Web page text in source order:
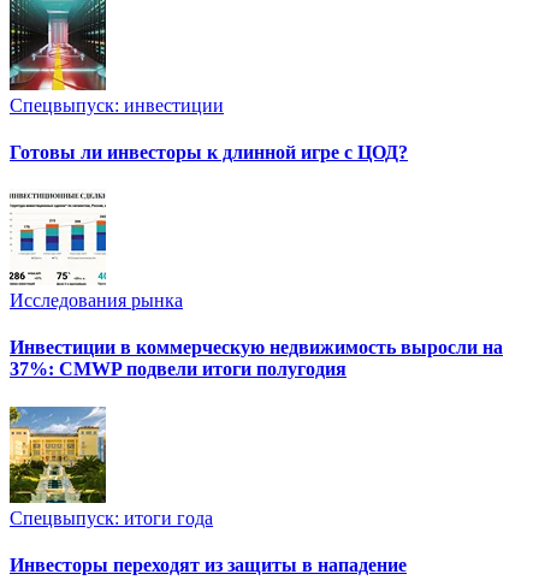
Спецвыпуск: инвестиции
Готовы ли инвесторы к длинной игре с ЦОД?
Исследования рынка
Инвестиции в коммерческую недвижимость выросли на
37%: CMWP подвели итоги полугодия
Спецвыпуск: итоги года
Инвесторы переходят из защиты в нападение